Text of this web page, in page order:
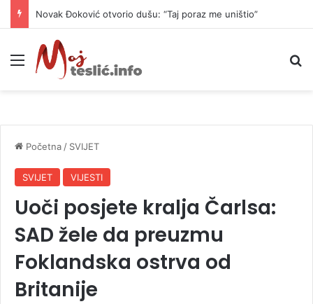
Novak Đoković otvorio dušu: “Taj poraz me uništio”
Meni
Početna / SVIJET
SVIJET VIJESTI
Uoči posjete kralja Čarlsa:
SAD žele da preuzmu
Foklandska ostrva od
Britanije